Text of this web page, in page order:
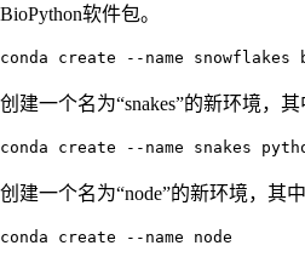
BioPython软件包。
conda create --name snowflakes
创建一个名为“snakes”的新环境，
conda create --name snakes
创建一个名为“node”的新环境，其
conda create --name node